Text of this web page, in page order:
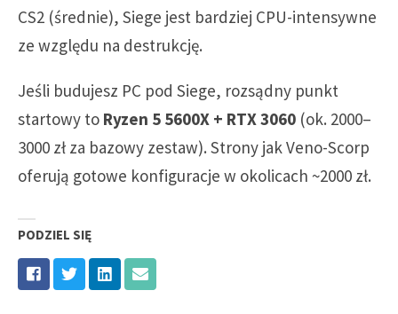
CS2 (średnie), Siege jest bardziej CPU-intensywne
ze względu na destrukcję.
Jeśli budujesz PC pod Siege, rozsądny punkt
startowy to Ryzen 5 5600X + RTX 3060 (ok. 2000–
3000 zł za bazowy zestaw). Strony jak Veno-Scorp
oferują gotowe konfiguracje w okolicach ~2000 zł.
PODZIEL SIĘ